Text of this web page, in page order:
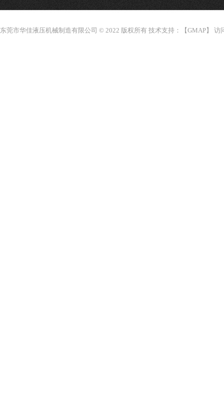
东莞市华佳液压机械制造有限公司 © 2022 版权所有 技术支持：【GMAP】 访